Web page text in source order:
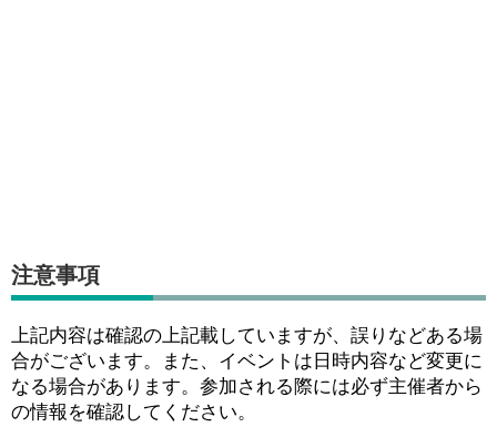
注意事項
上記内容は確認の上記載していますが、誤りなどある場
合がございます。また、イベントは日時内容など変更に
なる場合があります。参加される際には必ず主催者から
の情報を確認してください。